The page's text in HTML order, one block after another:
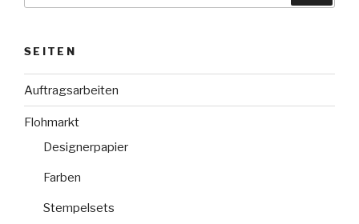
SEITEN
Auftragsarbeiten
Flohmarkt
Designerpapier
Farben
Stempelsets